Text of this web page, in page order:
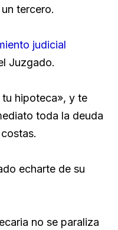
tercero.
judicial
Juzgado.
hipoteca», y te
toda la deuda
echarte de su
no se paraliza